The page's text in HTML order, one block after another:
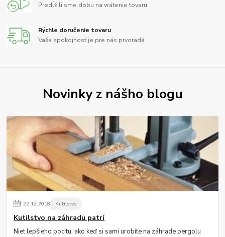
Predĺžili sme dobu na vrátenie tovaru
Rýchle doručenie tovaru
Vaša spokojnosť je pre nás prvoradá
Novinky z nášho blogu
22.12.2018 Kutilstvo
Kutilstvo na záhradu patrí
Niet lepšieho pocitu, ako keď si sami urobíte na záhrade pergolu